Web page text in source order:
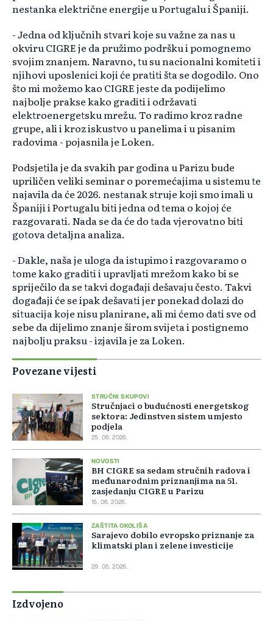
nestanka električne energije u Portugalu i Španiji.
- Jedna od ključnih stvari koje su važne za nas u
okviru CIGRE je da pružimo podršku i pomognemo
svojim znanjem. Naravno, tu su nacionalni komiteti i
njihovi uposlenici koji će pratiti šta se dogodilo. Ono
što mi možemo kao CIGRE jeste da podijelimo
najbolje prakse kako graditi i održavati
elektroenergetsku mrežu. To radimo kroz radne
grupe, ali i kroz iskustvo u panelima i u pisanim
radovima - pojasnila je Loken.
Podsjetila je da svakih par godina u Parizu bude
upriličen veliki seminar o poremećajima u sistemu te
najavila da će 2026. nestanak struje koji smo imali u
Španiji i Portugalu biti jedna od tema o kojoj će
razgovarati. Nada se da će do tada vjerovatno biti
gotova detaljna analiza.
- Dakle, naša je uloga da istupimo i razgovaramo o
tome kako graditi i upravljati mrežom kako bi se
spriječilo da se takvi događaji dešavaju često. Takvi
događaji će se ipak dešavati jer ponekad dolazi do
situacija koje nisu planirane, ali mi ćemo dati sve od
sebe da dijelimo znanje širom svijeta i postignemo
najbolju praksu - izjavila je za Loken.
Povezane vijesti
STRUČNI SKUPOVI
Stručnjaci o budućnosti energetskog
sektora: Jedinstven sistem umjesto
podjela
25. 06. 2026.
NOVOSTI
BH CIGRE sa sedam stručnih radova i
međunarodnim priznanjima na 51.
zasjedanju CIGRE u Parizu
15. 06. 2026.
ZAŠTITA OKOLIŠA
Sarajevo dobilo evropsko priznanje za
klimatski plan i zelene investicije
29. 05. 2026.
Izdvojeno